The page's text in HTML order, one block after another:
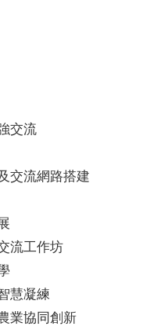
交流
交流網路搭建
流工作坊
慧凝練
業協同創新